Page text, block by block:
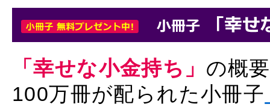
「幸せな小金持ち」 の概
100万冊が配られた小冊子